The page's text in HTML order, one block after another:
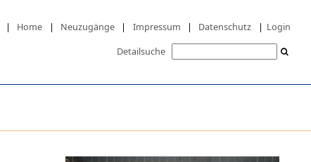
| Home | Neuzugänge | Impressum | Datenschutz | Login
Detailsuche